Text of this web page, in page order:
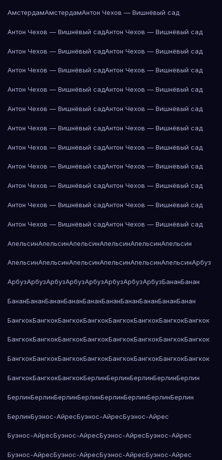
АмстердамАмстердамАнтон Чехов — Вишнёвый сад
Антон Чехов — Вишнёвый садАнтон Чехов — Вишнёвый сад
Антон Чехов — Вишнёвый садАнтон Чехов — Вишнёвый сад
Антон Чехов — Вишнёвый садАнтон Чехов — Вишнёвый сад
Антон Чехов — Вишнёвый садАнтон Чехов — Вишнёвый сад
Антон Чехов — Вишнёвый садАнтон Чехов — Вишнёвый сад
Антон Чехов — Вишнёвый садАнтон Чехов — Вишнёвый сад
Антон Чехов — Вишнёвый садАнтон Чехов — Вишнёвый сад
Антон Чехов — Вишнёвый садАнтон Чехов — Вишнёвый сад
Антон Чехов — Вишнёвый садАнтон Чехов — Вишнёвый сад
Антон Чехов — Вишнёвый садАнтон Чехов — Вишнёвый сад
Антон Чехов — Вишнёвый садАнтон Чехов — Вишнёвый сад
АпельсинАпельсинАпельсинАпельсинАпельсинАпельсин
АпельсинАпельсинАпельсинАпельсинАпельсинАпельсинАрбуз
АрбузАрбузАрбузАрбузАрбузАрбузАрбузАрбузБананБанан
БананБананБананБананБананБананБананБананБананБанан
БангкокБангкокБангкокБангкокБангкокБангкокБангкокБангкок
БангкокБангкокБангкокБангкокБангкокБангкокБангкокБангкок
БангкокБангкокБангкокБангкокБангкокБангкокБангкокБангкок
БангкокБангкокБангкокБерлинБерлинБерлинБерлинБерлин
БерлинБерлинБерлинБерлинБерлинБерлинБерлинБерлин
БерлинБуэнос-АйресБуэнос-АйресБуэнос-Айрес
Буэнос-АйресБуэнос-АйресБуэнос-АйресБуэнос-Айрес
Буэнос-АйресБуэнос-АйресБуэнос-АйресБуэнос-Айрес